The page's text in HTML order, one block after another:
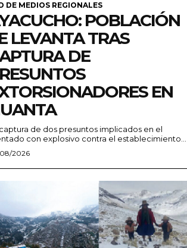
DE MEDIOS REGIONALES
POBLACIÓN
LEVANTA TRAS
DE
EN
de dos presuntos implicados en el
con explosivo contra el establecimiento...
2026